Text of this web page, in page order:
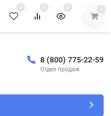
0 0 0 0
8 (800) 775-22-59
Отдел продаж